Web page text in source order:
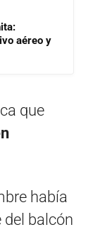
aéreo y
que
había
del balcón